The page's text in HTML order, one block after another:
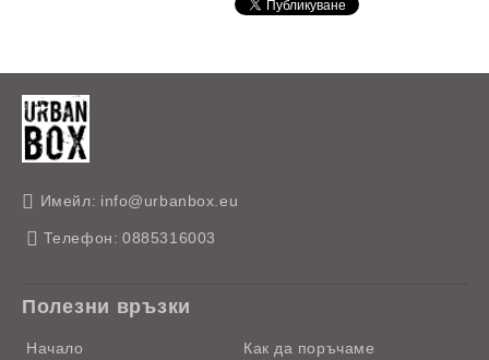
Имейл: info@urbanbox.eu
Телефон: 0885316003
Полезни връзки
Начало
Как да поръчаме